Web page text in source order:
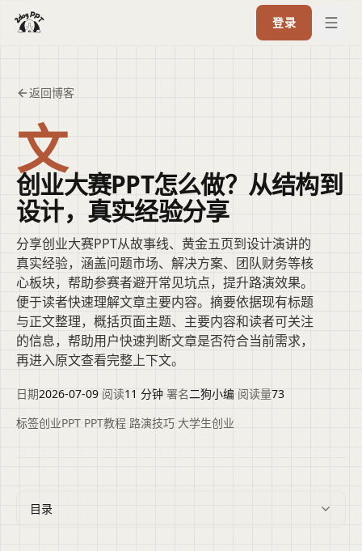
登录
返回博客
文
创业大赛PPT怎么做？从结构到
设计，真实经验分享
分享创业大赛PPT从故事线、黄金五页到设计演讲的
真实经验，涵盖问题市场、解决方案、团队财务等核
心板块，帮助参赛者避开常见坑点，提升路演效果。
便于读者快速理解文章主要内容。摘要依据现有标题
与正文整理，概括页面主题、主要内容和读者可关注
的信息，帮助用户快速判断文章是否符合当前需求，
再进入原文查看完整上下文。
日期2026-07-09 阅读11 分钟 署名二狗小编 阅读量73
标签创业PPT PPT教程 路演技巧 大学生创业
目录